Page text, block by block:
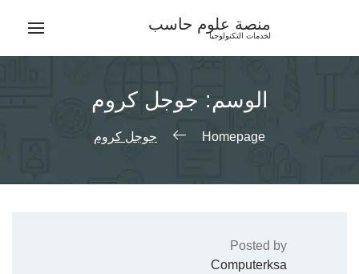
منصة علوم حاسب
لخدمات التكنولوجيا
الوسم: جوجل كروم
Homepage جوجل كروم
Posted by
Computerksa